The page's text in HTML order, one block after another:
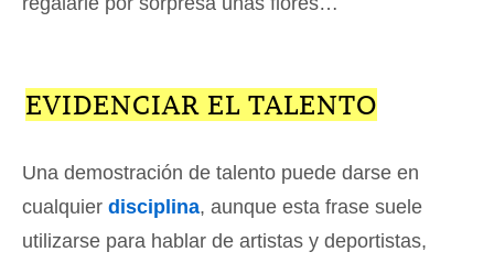
EVIDENCIAR EL TALENTO
Una demostración de talento puede darse en
cualquier disciplina, aunque esta frase suele
utilizarse para hablar de artistas y deportistas,